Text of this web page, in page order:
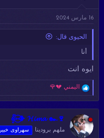
:
16 مارس 2024
الحيوى قال:
أنا
ايوه انت
ت
ف
ا
ع
ل
اليمني 💔🌹
𝄟⑅⃝❥ 𝓗𝓲𝓶𝓪 ๛🍷
ملهم برودينا سهراوى خبير